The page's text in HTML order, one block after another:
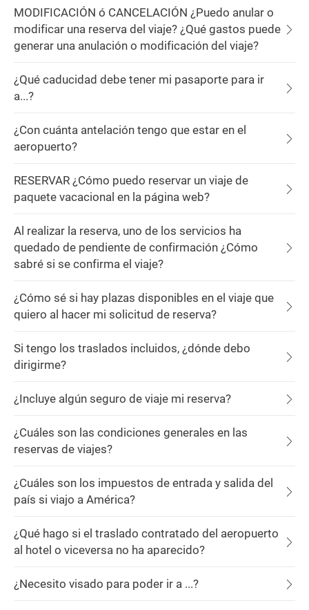
MODIFICACIÓN ó CANCELACIÓN ¿Puedo anular o
modificar una reserva del viaje? ¿Qué gastos puede
generar una anulación o modificación del viaje?
¿Qué caducidad debe tener mi pasaporte para ir
a...?
¿Con cuánta antelación tengo que estar en el
aeropuerto?
RESERVAR ¿Cómo puedo reservar un viaje de
paquete vacacional en la página web?
Al realizar la reserva, uno de los servicios ha
quedado de pendiente de confirmación ¿Cómo
sabré si se confirma el viaje?
¿Cómo sé si hay plazas disponibles en el viaje que
quiero al hacer mi solicitud de reserva?
Si tengo los traslados incluidos, ¿dónde debo
dirigirme?
¿Incluye algún seguro de viaje mi reserva?
¿Cuáles son las condiciones generales en las
reservas de viajes?
¿Cuáles son los impuestos de entrada y salida del
país si viajo a América?
¿Qué hago si el traslado contratado del aeropuerto
al hotel o viceversa no ha aparecido?
¿Necesito visado para poder ir a ...?